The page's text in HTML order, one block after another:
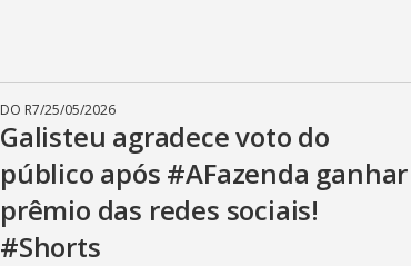
DO R7/25/05/2026
Galisteu agradece voto do
público após #AFazenda ganhar
prêmio das redes sociais!
#Shorts